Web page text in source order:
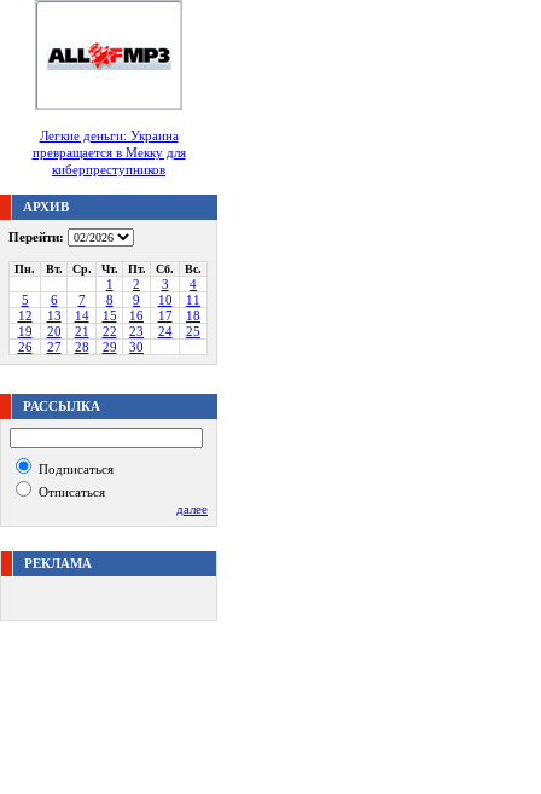
Легкие деньги: Украина
превращается в Мекку для
киберпреступников
АРХИВ
Перейти:
Пн. Вт. Ср. Чт. Пт. Сб. Вс.
1 2 3
4
5
6 7 8 9 10
11
12
13 14 15 16 17
18
19
20 21 22 23 24
25
26
27 28 29 30
РАССЫЛКА
Подписаться
Отписаться
далее
РЕКЛАМА